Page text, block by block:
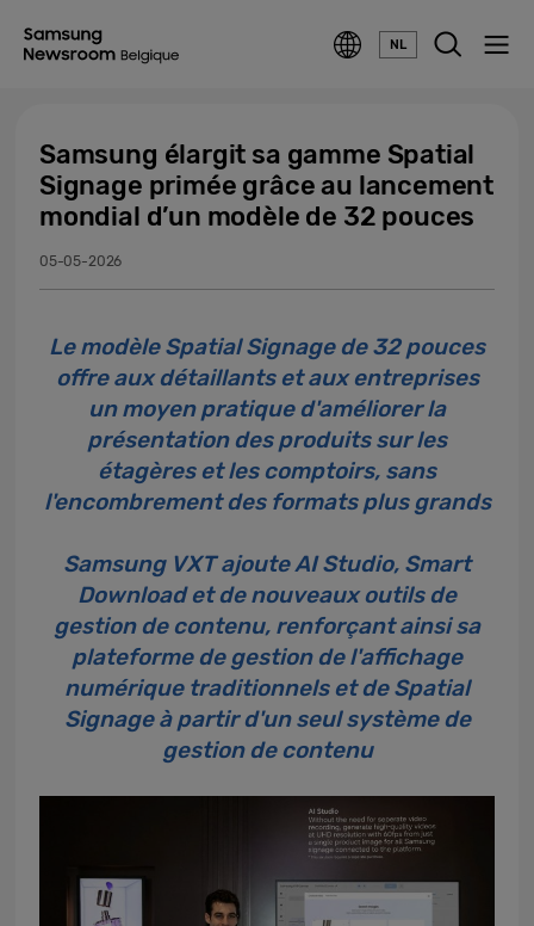
NL
Samsung élargit sa gamme Spatial
Signage primée grâce au lancement
mondial d’un modèle de 32 pouces
05-05-2026
Le modèle Spatial Signage de 32 pouces
offre aux détaillants et aux entreprises
un moyen pratique d'améliorer la
présentation des produits sur les
étagères et les comptoirs, sans
l'encombrement des formats plus grands
Samsung VXT ajoute AI Studio, Smart
Download et de nouveaux outils de
gestion de contenu, renforçant ainsi sa
plateforme de gestion de l'affichage
numérique traditionnels et de Spatial
Signage à partir d'un seul système de
gestion de contenu